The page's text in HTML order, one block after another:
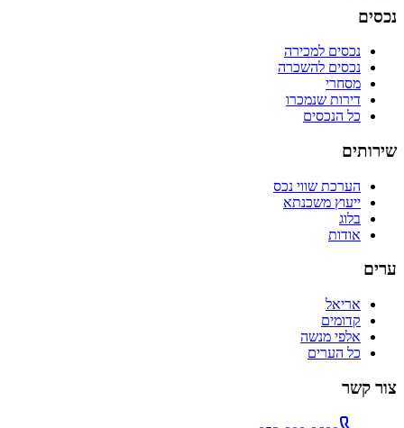
נכסים
נכסים למכירה
נכסים להשכרה
מסחרי
דירות שנמכרו
כל הנכסים
שירותים
הערכת שווי נכס
ייעוץ משכנתא
בלוג
אודות
ערים
אריאל
קדומים
אלפי מנשה
כל הערים
צור קשר